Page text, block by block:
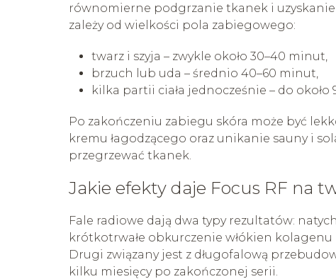
równomierne podgrzanie tkanek i
zależy od wielkości pola zabiegowego:
twarz i szyja – zwykle około 30–40 minut,
brzuch lub uda – średnio 40–60 minut,
kilka partii ciała jednocześnie – do około
Po zakończeniu zabiegu skóra może być
kremu łagodzącego oraz unikanie sauny i
przegrzewać tkanek.
Jakie efekty daje Focus RF na
Fale radiowe dają dwa typy rezultatów:
krótkotrwałe obkurczenie włókien kolagenu
Drugi związany jest z długofalową
kilku miesięcy po zakończonej serii.